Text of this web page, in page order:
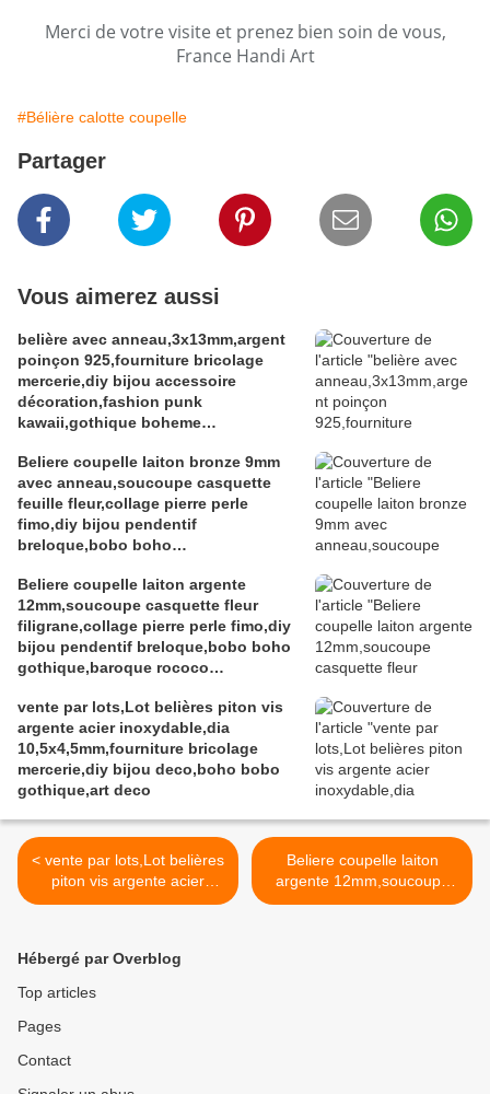
Merci de votre visite et prenez bien soin de vous,
France Handi Art
#Bélière calotte coupelle
Partager
Vous aimerez aussi
belière avec anneau,3x13mm,argent
poinçon 925,fourniture bricolage
mercerie,diy bijou accessoire
décoration,fashion punk
kawaii,gothique boheme
ceremonie,ateliers du fait mains
Beliere coupelle laiton bronze 9mm
avec anneau,soucoupe casquette
feuille fleur,collage pierre perle
fimo,diy bijou pendentif
breloque,bobo boho
victorien,deco scrap
Beliere coupelle laiton argente
12mm,soucoupe casquette fleur
filigrane,collage pierre perle fimo,diy
bijou pendentif breloque,bobo boho
gothique,baroque rococo
vente par lots,Lot belières piton vis
argente acier inoxydable,dia
10,5x4,5mm,fourniture bricolage
mercerie,diy bijou deco,boho bobo
gothique,art deco
< vente par lots,Lot belières
piton vis argente acier
inoxydable,dia
deco,boho bobo
gothique,art deco
Beliere coupelle laiton
argente 12mm,soucoupe
casquette fleur
Hébergé par Overblog
Top articles
Pages
Contact